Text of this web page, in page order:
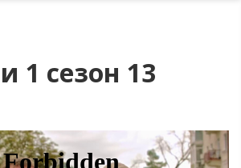
1 сезон 13